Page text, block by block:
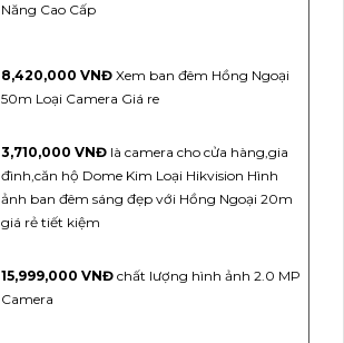
Năng Cao Cấp
8,420,000 VNĐ Xem ban đêm Hồng Ngoại
50m Loại Camera Giá re
3,710,000 VNĐ là camera cho cửa hàng,gia
đình,căn hộ Dome Kim Loại Hikvision Hình
ảnh ban đêm sáng đẹp với Hồng Ngoại 20m
giá rẻ tiết kiệm
15,999,000 VNĐ chất lượng hình ảnh 2.0 MP
Camera